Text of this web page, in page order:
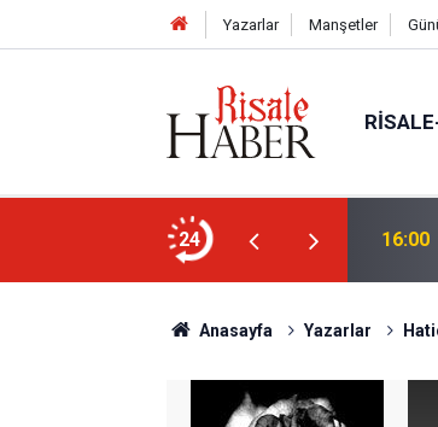
Yazarlar Manşetler
24 15:35
Anasayfa Yazarlar